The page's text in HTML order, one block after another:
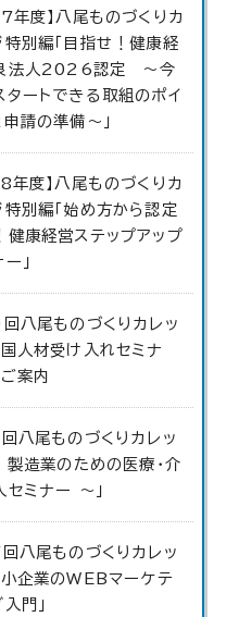
7年度】八尾ものづくりカ
特別編「目指せ！健康経
法人2026認定 ～今
タートできる取組のポイ
申請の準備～」
8年度】八尾ものづくりカ
特別編「始め方から認定
健康経営ステップアップ
」
八尾ものづくりカレッ
国人材受け入れセミナ
案内
八尾ものづくりカレッ
製造業のための医療・介
セミナー ～」
八尾ものづくりカレッ
小企業のWEBマーケテ
門」